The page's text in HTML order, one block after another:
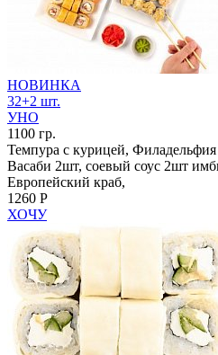
НОВИНКА
32+2 шт.
УНО
1100 гр.
Темпура с курицей,
Васаби 2шт, соевый соус 2шт
Европейский краб,
1260 Р
ХОЧУ